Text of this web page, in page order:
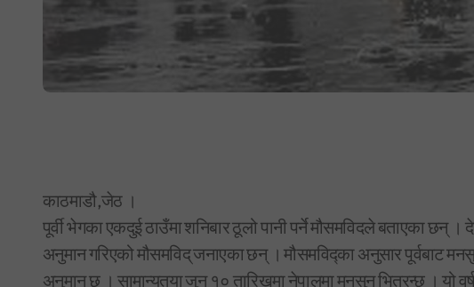
काठमाडौ,जेठ ।
पूर्वी भेगका एकदुई ठाउँमा शनिबार ठूलो पानी पर्ने मौसमविदले बताएका छन् ।
अनुमान गरिएको मौसमविद् जनाएका छन् । मौसमविद्का अनुसार पूर्वबाट
अनुमान छ । सामान्यतया जुन १० तारिखमा नेपालमा मनसुन भित्रन्छ । यो